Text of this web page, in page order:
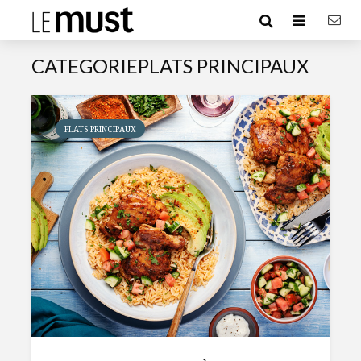
CATEGORIEPLATS PRINCIPAUX
PLATS PRINCIPAUX